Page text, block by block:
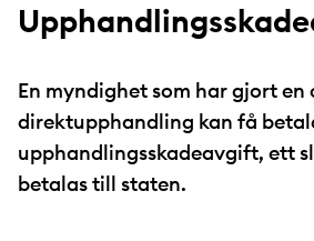
En myndighet som har gjort
direktupphandling kan få
upphandlingsskadeavgift, ett
betalas till staten.